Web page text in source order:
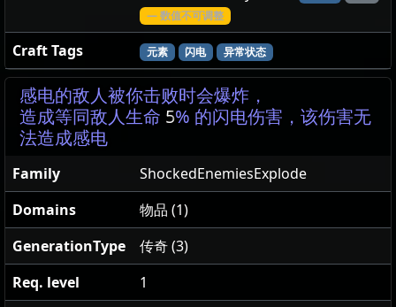
— 数值不可调整
Craft Tags 元素 闪电 异常状态
感电的敌人被你击败时会爆炸，
造成等同敌人生命 5% 的闪电伤害，该伤害无
法造成感电
Family
ShockedEnemiesExplode
Domains
物品 (1)
GenerationType
传奇 (3)
Req. level
1